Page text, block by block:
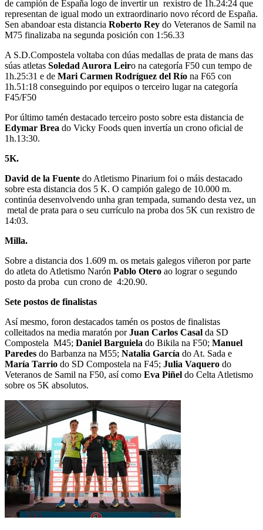
de campión de España logo de invertir un rexistro de 1h.24:24 que
representan de igual modo un extraordinario novo récord de España.
Sen abandoar esta distancia Roberto Rey do Veteranos de Samil na
M75 finalizaba na segunda posición con 1:56.33
A S.D.Compostela voltaba con dúas medallas de prata de mans das
súas atletas Soledad Aurora Leiro na categoría F50 cun tempo de
1h.25:31 e de Mari Carmen Rodríguez del Río na F65 con
1h.51:18 conseguindo por equipos o terceiro lugar na categoría
F45/F50
Por último tamén destacado terceiro posto sobre esta distancia de
Edymar Brea do Vicky Foods quen invertía un crono oficial de
1h.13:30.
5K.
David de la Fuente do Atletismo Pinarium foi o máis destacado
sobre esta distancia dos 5 K. O campión galego de 10.000 m.
continúa desenvolvendo unha gran tempada, sumando desta vez, un
metal de prata para o seu currículo na proba dos 5K cun rexistro de
14:03.
Milla.
Sobre a distancia dos 1.609 m. os metais galegos viñeron por parte
do atleta do Atletismo Narón Pablo Otero ao lograr o segundo
posto da proba cun crono de 4:20.90.
Sete postos de finalistas
Así mesmo, foron destacados tamén os postos de finalistas
colleitados na media maratón porJuan Carlos Casal da SD
Compostela M45; Daniel Barguiela do Bikila na F50; Manuel
Paredes do Barbanza na M55; Natalia García do At. Sada e
María Tarrio do SD Compostela na F45; Julia Vaquero do
Veteranos de Samil na F50, así como Eva Piñel do Celta Atletismo
sobre os 5K absolutos.